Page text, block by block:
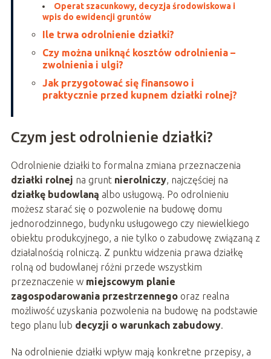
Operat szacunkowy, decyzja środowiskowa i
wpis do ewidencji gruntów
Ile trwa odrolnienie działki?
Czy można uniknąć kosztów odrolnienia –
zwolnienia i ulgi?
Jak przygotować się finansowo i
praktycznie przed kupnem działki rolnej?
Czym jest odrolnienie działki?
Odrolnienie działki to formalna zmiana przeznaczenia
działki rolnej na grunt nierolniczy, najczęściej na
działkę budowlaną albo usługową. Po odrolnieniu
możesz starać się o pozwolenie na budowę domu
jednorodzinnego, budynku usługowego czy niewielkiego
obiektu produkcyjnego, a nie tylko o zabudowę związaną z
działalnością rolniczą. Z punktu widzenia prawa działkę
rolną od budowlanej różni przede wszystkim
przeznaczenie w miejscowym planie
zagospodarowania przestrzennegooraz realna
możliwość uzyskania pozwolenia na budowę na podstawie
tego planu lub decyzji o warunkach zabudowy.
Na odrolnienie działki wpływ mają konkretne przepisy, a